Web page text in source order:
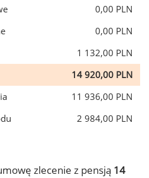
0,00 PLN
0,00 PLN
1 132,00 PLN
14 920,00 PLN
11 936,00 PLN
2 984,00 PLN
zlecenie z pensją 14